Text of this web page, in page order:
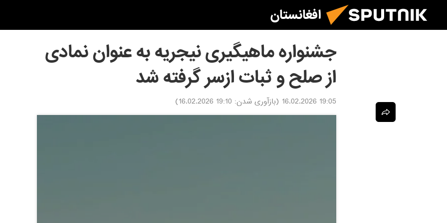
افغانستان
جشنواره ماهیگیری نیجریه به عنوان نمادی
از صلح و ثبات ازسر گرفته شد
19:05 16.02.2026 (بازآوری شدن: 19:10 16.02.2026
)